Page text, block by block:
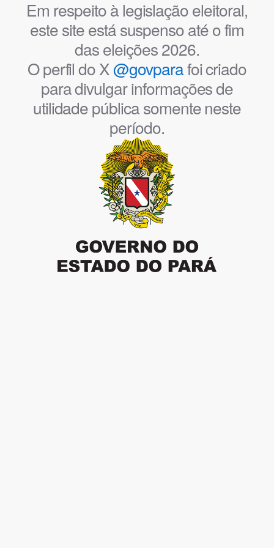
Em respeito à legislação eleitoral,
este site está suspenso até o fim
das eleições 2026.
O perfil do X@govparafoi criado
para divulgar informações de
utilidade pública somente neste
período.